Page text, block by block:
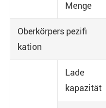
Menge
Oberkörpers pezifi
kation
Lade
kapazität